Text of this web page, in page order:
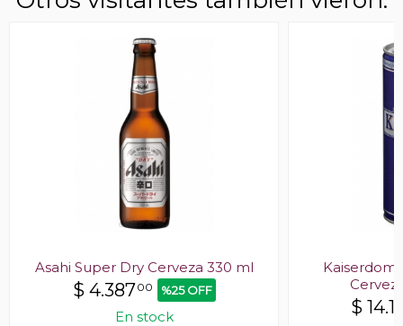
Asahi Super Dry Cerveza 330 ml
$ 4.38700 %25 OFF
En stock
Kaiserdom
$